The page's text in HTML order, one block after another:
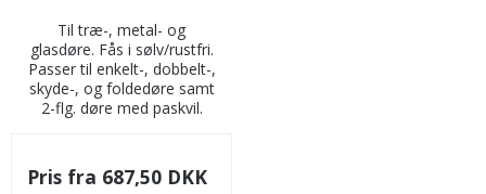
Til træ-, metal- og
glasdøre. Fås i sølv/rustfri.
Passer til enkelt-, dobbelt-,
skyde-, og foldedøre samt
2-flg. døre med paskvil.
Pris fra 687,50 DKK